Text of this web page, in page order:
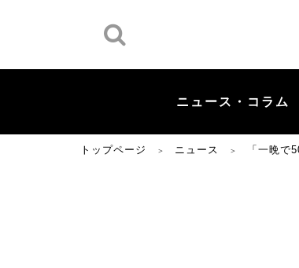
ニュース・コラム
トップページ ＞ ニュース ＞ 「一晩で